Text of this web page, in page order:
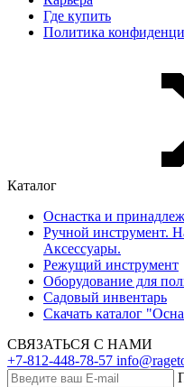
Где купить
Политика
Каталог
Оснастка и
Ручной инструмент.
Аксессуары.
Режущий инструмент
Оборудование для
Садовый инвентарь
Скачать каталог
СВЯЗАТЬСЯ С НАМИ
+7-812-448-78-57